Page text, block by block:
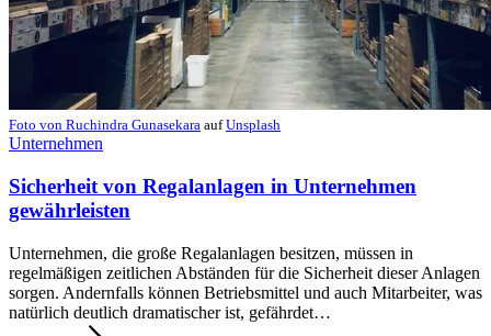
Foto von Ruchindra Gunasekara aufUnsplash
Unternehmen
Sicherheit von Regalanlagen in Unternehmen
gewährleisten
Unternehmen, die große Regalanlagen besitzen, müssen in
regelmäßigen zeitlichen Abständen für die Sicherheit dieser Anlagen
sorgen. Andernfalls können Betriebsmittel und auch Mitarbeiter, was
natürlich deutlich dramatischer ist, gefährdet…